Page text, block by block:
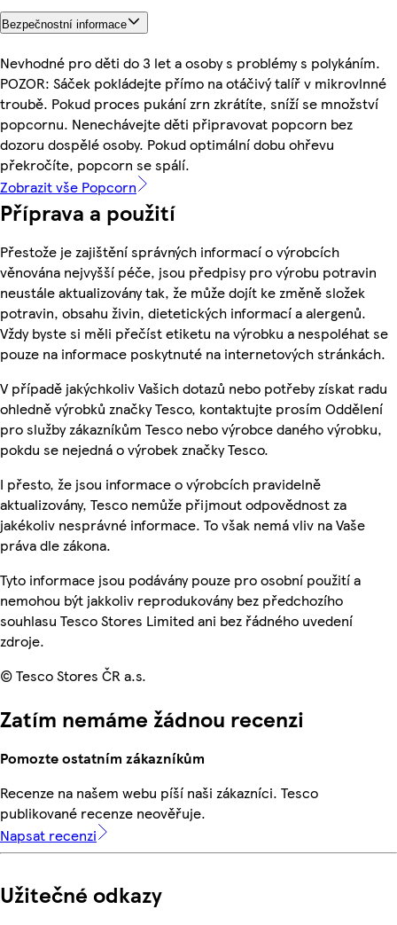
Bezpečnostní informace
Nevhodné pro děti do 3 let a osoby s problémy s polykáním.
POZOR: Sáček pokládejte přímo na otáčivý talíř v mikrovlnné
troubě. Pokud proces pukání zrn zkrátíte, sníží se množství
popcornu. Nenechávejte děti připravovat popcorn bez
dozoru dospělé osoby. Pokud optimální dobu ohřevu
překročíte, popcorn se spálí.
Zobrazit vše Popcorn
Příprava a použití
Přestože je zajištění správných informací o výrobcích
věnována nejvyšší péče, jsou předpisy pro výrobu potravin
neustále aktualizovány tak, že může dojít ke změně složek
potravin, obsahu živin, dietetických informací a alergenů.
Vždy byste si měli přečíst etiketu na výrobku a nespoléhat se
pouze na informace poskytnuté na internetových stránkách.
V případě jakýchkoliv Vašich dotazů nebo potřeby získat radu
ohledně výrobků značky Tesco, kontaktujte prosím Oddělení
pro služby zákazníkům Tesco nebo výrobce daného výrobku,
pokdu se nejedná o výrobek značky Tesco.
I přesto, že jsou informace o výrobcích pravidelně
aktualizovány, Tesco nemůže přijmout odpovědnost za
jakékoliv nesprávné informace. To však nemá vliv na Vaše
práva dle zákona.
Tyto informace jsou podávány pouze pro osobní použití a
nemohou být jakkoliv reprodukovány bez předchozího
souhlasu Tesco Stores Limited ani bez řádného uvedení
zdroje.
© Tesco Stores ČR a.s.
Zatím nemáme žádnou recenzi
Pomozte ostatním zákazníkům
Recenze na našem webu píší naši zákazníci. Tesco
publikované recenze neověřuje.
Napsat recenzi
Užitečné odkazy